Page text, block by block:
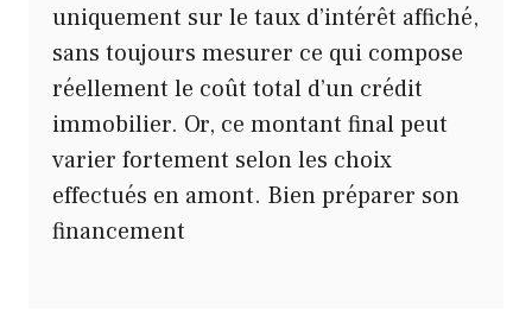
uniquement sur le taux d’intérêt affiché,
sans toujours mesurer ce qui compose
réellement le coût total d’un crédit
immobilier. Or, ce montant final peut
varier fortement selon les choix
effectués en amont. Bien préparer son
financement